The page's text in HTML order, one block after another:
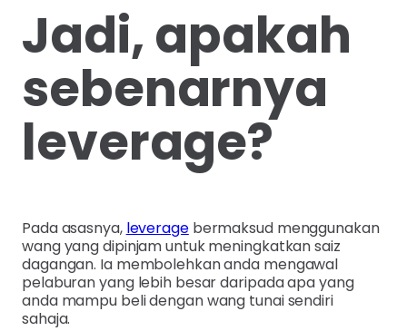
Jadi, apakah
sebenarnya
leverage?
Pada asasnya, leveragebermaksud menggunakan
wang yang dipinjam untuk meningkatkan saiz
dagangan. Ia membolehkan anda mengawal
pelaburan yang lebih besar daripada apa yang
anda mampu beli dengan wang tunai sendiri
sahaja.